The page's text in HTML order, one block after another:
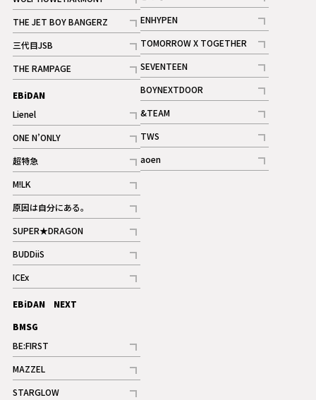
記事
THE JET BOY BANGERZ
記事
三代目JSB
記事
THE RAMPAGE
記事
ギャラリー
EBiDAN
Lienel
記事
ONE N’ONLY
記事
超特急
記事
M!LK
記事
原因は自分にある。
記事
SUPER★DRAGON
記事
BUDDiiS
記事
ICEx
記事
EBiDAN NEXT
BMSG
BE:FIRST
記事
ギャラリー
MAZZEL
記事
STARGLOW
記事
ENHYPEN
記事
TOMORROW X TOGETHER
記事
ギャラリー
SEVENTEEN
記事
BOYNEXTDOOR
記事
&TEAM
記事
TWS
記事
aoen
記事